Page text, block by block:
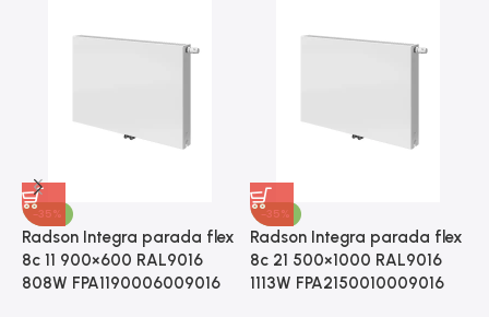
-35%
Radson Integra parada flex
8c 11 900×600 RAL9016
808W FPA1190006009016
-35%
Radson Integra parada flex
8c 21 500×1000 RAL9016
1113W FPA2150010009016